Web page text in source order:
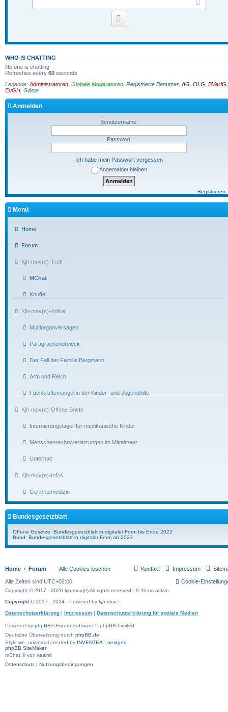
WHO IS CHATTING
No one is chatting
Refreshes every 60 seconds
Legende: Administratoren Globale Moderatoren Registrierte Benutzer AG OLG BVerfG
EuGH Gäste
Anmelden
Benutzername:
Passwort:
Ich habe mein Passwort vergessen
Angemeldet bleiben
Registrieren
Menü
Home
Forum
Kjh-mov(e)-Treff
MChat
Knuffel
Kjh-mov(e)-Artikel
Multiorganversagen
Paragraphendreieck
Der Fall der Familie Bergmann
Arm und Reich
Fachkräftemangel in der Kinder- und Jugendhilfe
Kjh-mov(e)-Offene Briefe
Internierungslager für mexikanische Kinder
Menschenrechtsverletzungen im Mittelmeer
Unterhalt
Kjh-mov(e)-Infos
Gerichtsmedizin
Bundesgesetzblatt
Offene Gesetze: Bundesgesetzblatt in digitaler Form bis Ende 2022
Bund: Bundesgesetzblatt in digitaler Form ab 2023
Home Forum Impressum
Kontakt
Alle Cookies löschen
Alle Zeiten sind UTC+02:00 Cookie-
Copyright © 2017 - 2026 kjh-mov(e) All rights reserved - 9 Years active.
Copyright ©2017 - 2024 - Powered by kjh-mov!
Datenschutzerklärung | Impressum | Datenschutzerklärung für soziale Medien
Powered by phpBB® Forum Software © phpBB Limited
Deutsche Übersetzung durch phpBB.de
Style we_universal created by INVENTEA | nextgen
phpBB SiteMaker
mChat © von kasimi
Datenschutz | Nutzungsbedingungen